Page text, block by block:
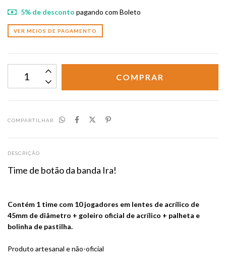
5% de desconto pagando com Boleto
VER MEIOS DE PAGAMENTO
COMPARTILHAR
DESCRIÇÃO
Time de botão da banda Ira!
Contém 1 time com 10 jogadores em lentes de acrílico de
45mm de diâmetro + goleiro oficial de acrílico + palheta e
bolinha de pastilha.
Produto artesanal e não-oficial